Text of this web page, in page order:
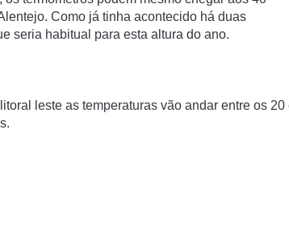
Como já tinha acontecido há duas
seria habitual para esta altura do ano.
leste as temperaturas vão andar entre os 20